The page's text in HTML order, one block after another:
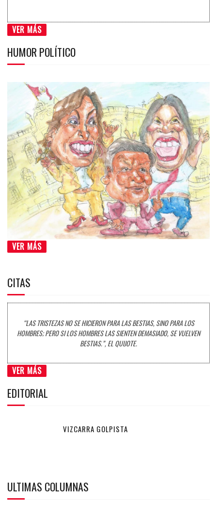
VER MÁS
HUMOR POLÍTICO
VER MÁS
CITAS
“LAS TRISTEZAS NO SE HICIERON PARA LAS BESTIAS, SINO PARA LOS
HOMBRES; PERO SI LOS HOMBRES LAS SIENTEN DEMASIADO, SE VUELVEN
BESTIAS.”, EL QUIJOTE.
VER MÁS
EDITORIAL
VIZCARRA GOLPISTA
ULTIMAS COLUMNAS